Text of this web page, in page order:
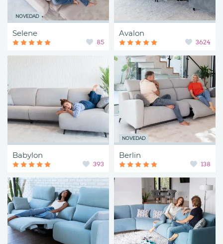
NOVEDAD
Selene
85
Avalon
3624
Babylon
393
NOVEDAD
Berlin
138